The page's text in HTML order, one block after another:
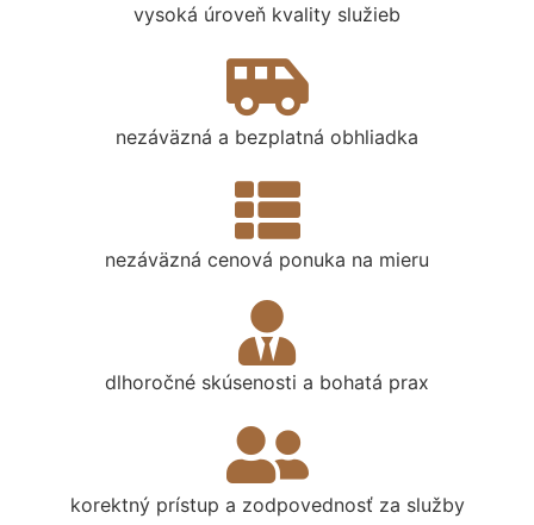
vysoká úroveň kvality služieb
nezáväzná a bezplatná obhliadka
nezáväzná cenová ponuka na mieru
dlhoročné skúsenosti a bohatá prax
korektný prístup a zodpovednosť za služby